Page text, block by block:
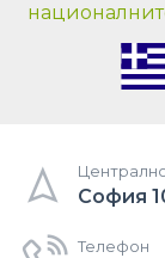
София
Телефон